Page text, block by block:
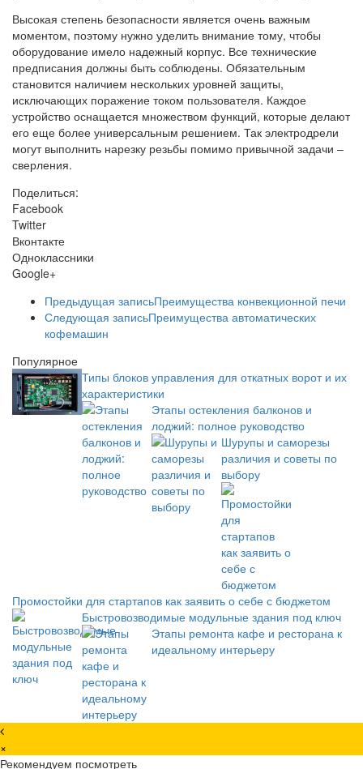
Высокая степень безопасности является очень важным
моментом, поэтому нужно уделить внимание тому, чтобы
оборудование имело надежный корпус. Все технические
предписания должны быть соблюдены. Обязательным
становится наличием нескольких уровней защиты,
исключающих поражение током пользователя. Каждое
устройство оснащается множеством функций, которые делают
его еще более универсальным решением. Так электродрели
могут выполнить нарезку резьбы помимо привычной задачи –
сверления.
Поделиться:
Facebook
Twitter
Вконтакте
Одноклассники
Google+
Предыдущая записьПреимущества конвекционной печи
Следующая записьПреимущества автоматических
кофемашин
Популярное
Типы блоков управления для откатных ворот и их
характеристики
Этапы остекления балконов и
лоджий: полное руководство
Шурупы и саморезы
различия и советы по
выбору
Промостойки для стартапов как заявить о себе с бюджетом
Быстровозводимые модульные здания под ключ
Этапы ремонта кафе и ресторана к
идеальному интерьеру
×
Рекомендуем посмотреть